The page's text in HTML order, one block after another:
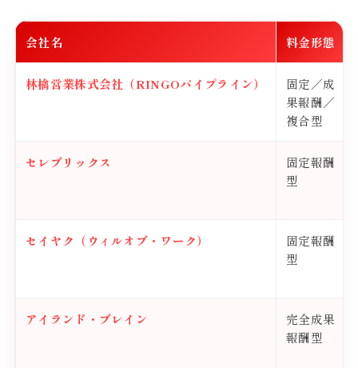
会社名 料金形態
林檎営業株式会社（RINGOパイプライン）
固定／成
果報酬／
複合型
セレブリックス
固定報酬
型
セイヤク（ウィルオブ・ワーク）
固定報酬
型
アイランド・ブレイン
完全成果
報酬型